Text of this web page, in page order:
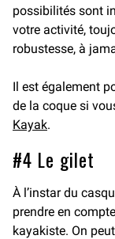
possibilités sont
votre activité,
robustesse, à
Il est également
de la coque si
Kayak.
#4 Le gilet
À l’instar du
prendre en
kayakiste. On